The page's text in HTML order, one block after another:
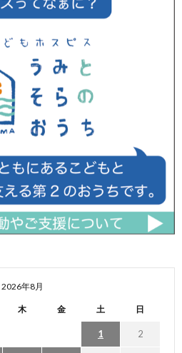
2026年8月
木 金 土 日
1 2